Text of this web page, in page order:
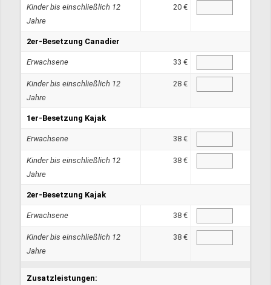
Kinder bis einschließlich 12
Jahre
20 €
2er-Besetzung Canadier
Erwachsene 33 €
Kinder bis einschließlich 12
Jahre
28 €
1er-Besetzung Kajak
Erwachsene 38 €
Kinder bis einschließlich 12
Jahre
38 €
2er-Besetzung Kajak
Erwachsene 38 €
Kinder bis einschließlich 12
Jahre
38 €
Zusatzleistungen: